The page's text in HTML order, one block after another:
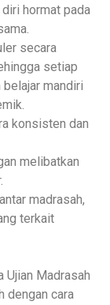
hormat pada
secara
setiap
mandiri
konsisten dan
melibatkan
madrasah,
terkait
Ujian Madrasah
dengan cara